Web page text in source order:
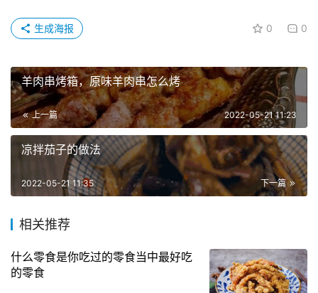
0 0
生成海报
羊肉串烤箱，原味羊肉串怎么烤
上一篇 2022-05-21 11:23
凉拌茄子的做法
下一篇
2022-05-21 11:35
相关推荐
什么零食是你吃过的零食当中最好吃
的零食